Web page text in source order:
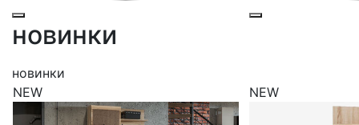
новинки
новинки
NEW
NEW